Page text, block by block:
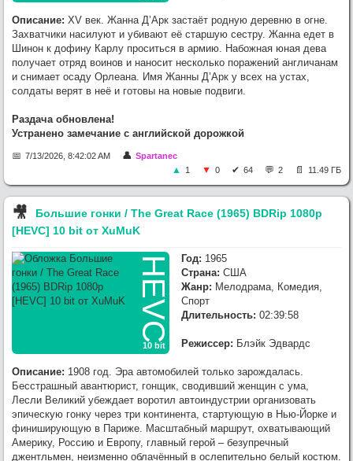
Описание: XV век. Жанна Д’Арк застаёт родную деревню в огне.
Захватчики насилуют и убивают её старшую сестру. Жанна едет в
Шинон к дофину Карлу проситься в армию. Набожная юная дева
получает отряд воинов и наносит несколько поражений англичанам
и снимает осаду Орлеана. Имя Жанны Д’Арк у всех на устах,
солдаты верят в неё и готовы на новые подвиги.
Раздача обновлена!
Устранено замечание с английской дорожкой
7/13/2026, 8:42:02 AM
Spartanec
1
0 64 2 11.49 ГБ
🎥︎
Большие гонки / The Great Race (1965) BDRip 1080p
[HEVC] 10 bit от XuMuK
HEVC
10 bit
Год: 1965
Страна: США
Жанр: Мелодрама, Комедия,
Спорт
Длительность: 02:39:58
Режиссер: Блэйк Эдвардс
Описание: 1908 год. Эра автомобилей только зарождалась.
Бесстрашный авантюрист, гонщик, сводивший женщин с ума,
Лесли Великий убеждает воротил автоиндустрии организовать
эпическую гонку через три континента, стартующую в Нью-Йорке и
финиширующую в Париже. Масштабный маршрут, охватывающий
Америку, Россию и Европу, главный герой – безупречный
джентльмен, неизменно облачённый в ослепительно белый костюм.